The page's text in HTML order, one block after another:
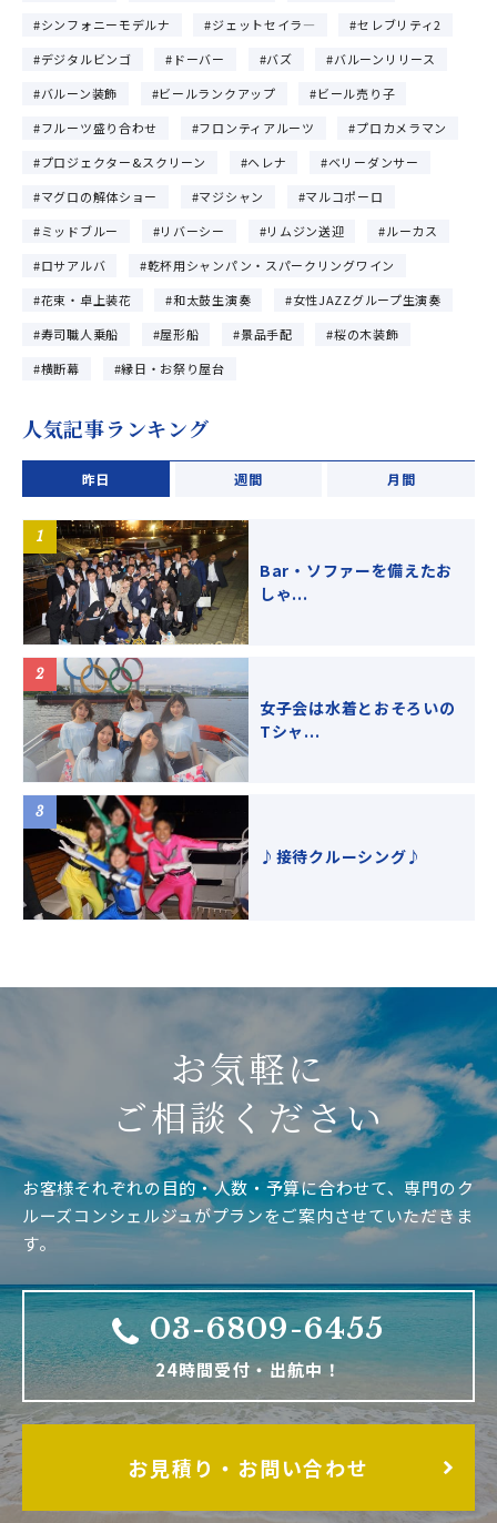
シンフォニーモデルナ
ジェットセイラ―
セレブリティ2
デジタルビンゴ
ドーバー バズ
バルーンリリース
バルーン装飾
ビールランクアップ
ビール売り子
フルーツ盛り合わせ
フロンティアルーツ
プロカメラマン
プロジェクター&スクリーン
ヘレナ
ベリーダンサー
マグロの解体ショー
マジシャン
マルコポーロ
ミッドブルー
リバーシー リムジン送迎
ルーカス
ロサアルバ
乾杯用シャンパン・スパークリングワイン
花束・卓上装花
和太鼓生演奏
女性JAZZグループ生演奏
寿司職人乗船
屋形船 景品手配
桜の木装飾
横断幕
縁日・お祭り屋台
人気記事ランキング
昨日 週間 月間
Bar・ソファーを備えたお
しゃ...
女子会は水着とおそろいの
Tシャ...
♪接待クルーシング♪
お気軽に
ご相談ください
お客様それぞれの目的・人数・予算に合わせて、専門のク
ルーズコンシェルジュがプランをご案内させていただきま
す。
03-6809-6455
24時間受付・出航中！
お見積り・お問い合わせ